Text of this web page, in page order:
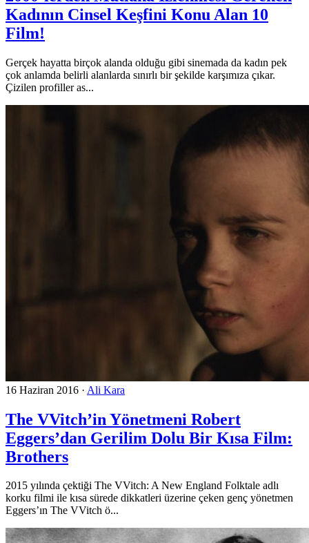
Kadının Cinsel Keşfini Konu Alan 10
Film!
Gerçek hayatta birçok alanda olduğu gibi sinemada da kadın pek
çok anlamda belirli alanlarda sınırlı bir şekilde karşımıza çıkar.
Çizilen profiller as...
16 Haziran 2016 · Ali Kara
The VVitch’in Yönetmeni Robert
Eggers’dan Gerilim Dolu Bir Kısa Film:
Brothers
2015 yılında çektiği The VVitch: A New England Folktale adlı
korku filmi ile kısa sürede dikkatleri üzerine çeken genç yönetmen
Eggers’ın The VVitch ö...